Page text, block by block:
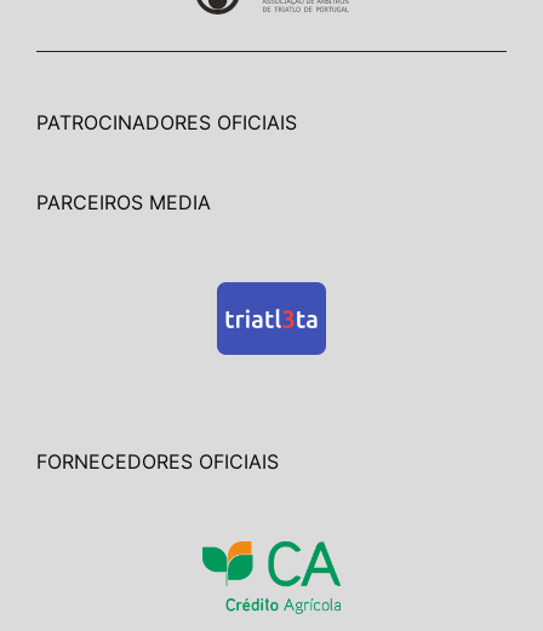
PATROCINADORES OFICIAIS
PARCEIROS MEDIA
FORNECEDORES OFICIAIS